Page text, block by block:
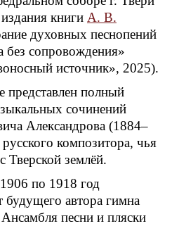
книги А. В.
духовных песнопений
без сопровождения»
источник», 2025).
представлен полный
сочинений
Александрова (1884–
композитора, чья
Тверской землёй.
по 1918 год
будущего автора гимна
песни и пляски